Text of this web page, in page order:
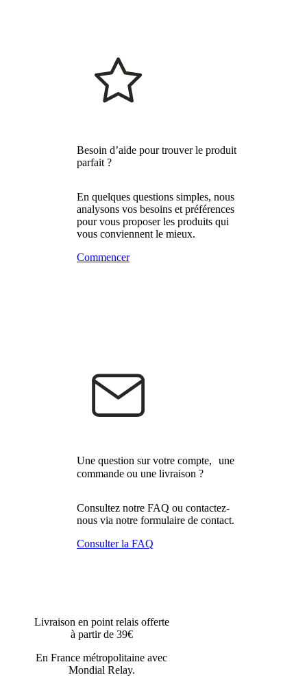
Besoin d’aide pour trouver le produit
parfait ?
En quelques questions simples, nous
analysons vos besoins et préférences
pour vous proposer les produits qui
vous conviennent le mieux.
Commencer
Une question sur votre compte, une
commande ou une livraison ?
Consultez notre FAQ ou contactez-
nous via notre formulaire de contact.
Consulter la FAQ
Livraison en point relais offerte
à partir de 39€
En France métropolitaine avec
Mondial Relay.